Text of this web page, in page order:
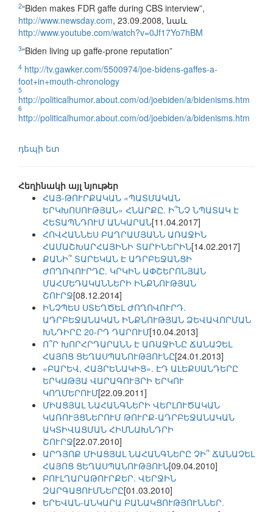
2“Biden makes FDR gaffe during CBS interview”,
http://www.newsday.com, 23.09.2008, նաև
http://www.youtube.com/watch?v=0Jf17Yo7hBM
3“Biden living up gaffe-prone reputation”
4 http://tv.gawker.com/5500974/joe-bidens-gaffes-a-
foot+in+mouth-chronology
5
http://politicalhumor.about.com/od/joebiden/a/bidenisms.htm
6
http://politicalhumor.about.com/od/joebiden/a/bidenisms.htm
դեպի ետ
Հեղինակի այլ նյութեր
ՀԱՅ-ԹՈՒՐՔԱԿԱՆ «ՊԱՏՄԱԿԱՆ
ԵՐԿԽՈՍՈՒԹՅԱՆ» ՀՆԱՐՔԸ. Ի՞ՆՉ ՆՊԱՏԱԿ Է
ՀԵՏԱՊՆԴՈՒՄ ԱՆԿԱՐԱՆ[11.04.2017]
ՀՈՎՀԱՆՆԵՍ ԲԱՂՐԱՄՅԱՆՆ ԱՌԱՋԻՆ
ՀԱՄԱՇԽԱՐՀԱՅԻՆԻ ՏԱՐԻՆԵՐԻՆ[14.02.2017]
ՔԱՆԻ՞ ՏԱՐԵԿԱՆ Է ԱԴՐԲԵՋԱՆՑԻ
ԺՈՂՈՎՈՒՐԴԸ. ԿՐԿԻՆ ԱՓՇԵՐՈՆՅԱՆ
ՄԱՀՄԵԴԱԿԱՆՆԵՐԻ ԻՆՔՆՈՒԹՅԱՆ
ՇՈՒՐՋ[08.12.2014]
ԻՆՉՊԵՍ ՍՏԵՂԾԵԼ ԺՈՂՈՎՈՒՐԴ.
ԱԴՐԲԵՋԱՆԱԿԱՆ ԻՆՔՆՈՒԹՅԱՆ ՁԵՎԱՎՈՐՄԱՆ
ԽՆԴԻՐԸ 20-ՐԴ ԴԱՐՈՒՄ[10.04.2013]
Ո՞Ր ԽՈՐՀՐԴԱՐԱՆՆ Է ԱՌԱՋԻՆԸ ՃԱՆԱՉԵԼ
ՀԱՅՈՑ ՑԵՂԱՍՊԱՆՈՒԹՅՈՒՆԸ[24.01.2013]
«ԲԱՐԵՎ, ՀԱՅՐԵՆԱԿԻՑ». ԷԴ ԱԼԵՔՍԱՆԴԵՐԸ
ԵՐԿԱԹՅԱ ՎԱՐԱԳՈՒՅՐԻ ԵՐԿՈՒ
ԿՈՂՄԵՐՈՒՄ[22.09.2011]
ՄԻԱՑՅԱԼ ՆԱՀԱՆԳՆԵՐԻ ՎԵՐԼՈՒԾԱԿԱՆ
ԿԱՌՈՒՅՑՆԵՐՈՒՄ ԹՈՒՐՔ-ԱԴՐԲԵՋԱՆԱԿԱՆ
ԱԿՏԻՎԱՑՄԱՆ ՀԻՄՆԱԽՆԴՐԻ
ՇՈՒՐՋ[22.07.2010]
ԱՐԴՅՈՔ ՄԻԱՑՅԱԼ ՆԱՀԱՆԳՆԵՐԸ ՉԻ՞ ՃԱՆԱՉԵԼ
ՀԱՅՈՑ ՑԵՂԱՍՊԱՆՈՒԹՅՈՒՆ[09.04.2010]
ԲՈՒԼՂԱՐԱԹՈՒՐՔԵՐ. ՎԵՐՋԻՆ
ԶԱՐԳԱՑՈՒՄՆԵՐԸ[01.03.2010]
ԵՐԵՎԱՆ-ԱՆԿԱՐԱ ԲԱՆԱԿՑՈՒԹՅՈՒՆՆԵՐ.